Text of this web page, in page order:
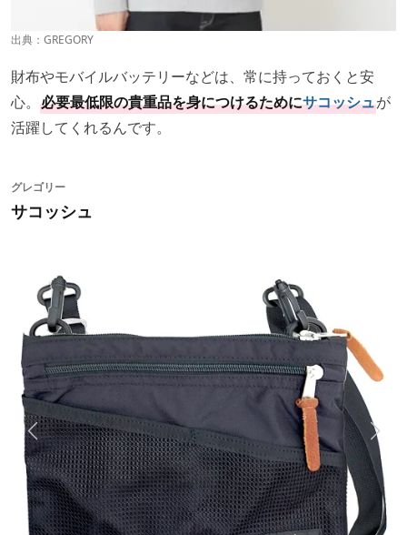
出典： GREGORY
財布やモバイルバッテリーなどは、常に持っておくと安
心。 必要最低限の貴重品を身につけるためにサコッシュが
活躍してくれるんです。
グレゴリー
サコッシュ